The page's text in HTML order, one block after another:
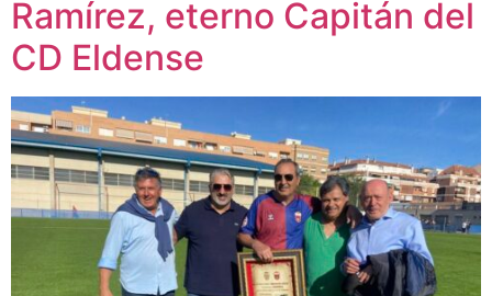
Ramírez, eterno Capitán del
CD Eldense